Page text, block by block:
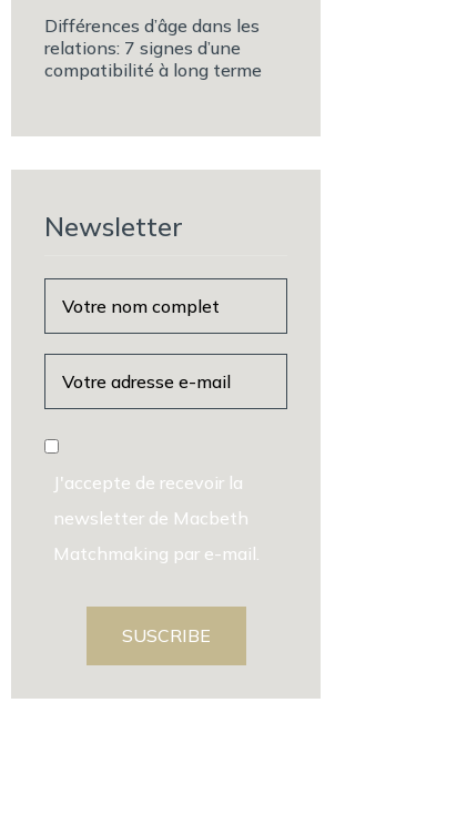
Différences d’âge dans les
relations: 7 signes d’une
compatibilité à long terme
Newsletter
J'accepte de recevoir la
newsletter de Macbeth
Matchmaking par e-mail.
SUSCRIBE